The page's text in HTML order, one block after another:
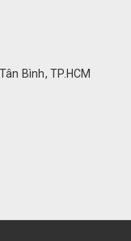
Bình, TP.HCM